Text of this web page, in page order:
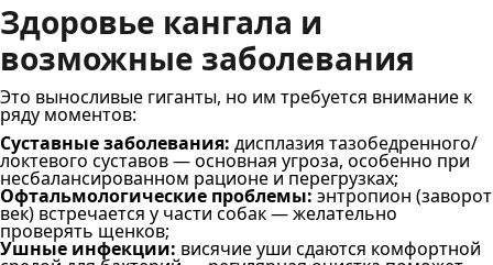
Здоровье кангала и
возможные заболевания
Это выносливые гиганты, но им требуется внимание к
ряду моментов:
Суставные заболевания: дисплазия тазобедренного/
локтевого суставов — основная угроза, особенно при
несбалансированном рационе и перегрузках;
Офтальмологические проблемы:энтропион (заворот
век) встречается у части собак — желательно
проверять щенков;
Ушные инфекции: висячие уши сдаются комфортной